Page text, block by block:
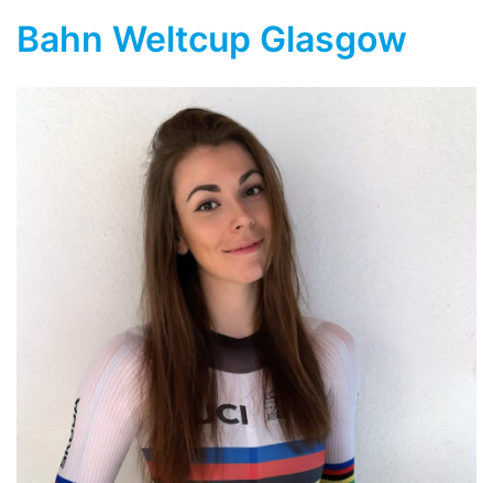
Bahn Weltcup Glasgow